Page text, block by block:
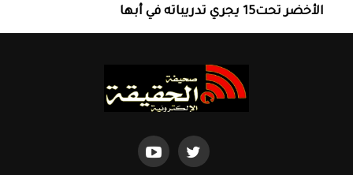
الأخضر تحت15 يجري تدريباته في أبها